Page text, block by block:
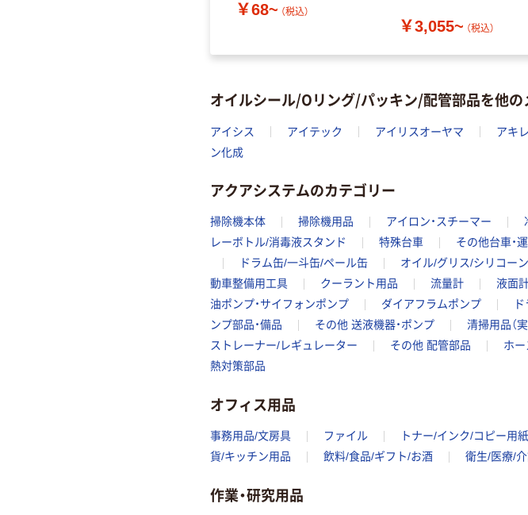
￥68~ （税込）
￥3,055~ （税込）
オイルシール/Oリング/パッキン/配管部品を他の
アイシス アイテック アイリスオーヤマ アキ
ン化成
アクアシステムのカテゴリー
掃除機本体 掃除機用品 アイロン・スチーマー
レーボトル/消毒液スタンド
特殊台車 その他台車・
ドラム缶/一斗缶/ペール缶
オイル/グリス/シリコー
動車整備用工具
クーラント用品 流量計 液面
油ポンプ・サイフォンポンプ
ダイアフラムポンプ
ンプ部品・備品
その他 送液機器・ポンプ 清掃用品（
ストレーナー/レギュレーター
その他 配管部品 ホー
熱対策部品
オフィス用品
事務用品/文房具 ファイル トナー/インク/コピー用紙
貨/キッチン用品
飲料/食品/ギフト/お酒 衛生/医療/
作業・研究用品